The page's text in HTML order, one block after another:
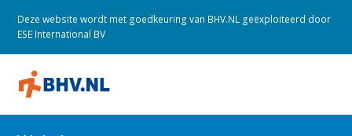
Deze website wordt met goedkeuring van BHV.NL geëxploiteerd door
ESE International BV